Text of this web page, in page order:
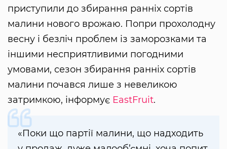
приступили до збирання ранніх сортів
малини нового врожаю. Попри прохолодну
весну і безліч проблем із заморозками та
іншими несприятливими погодними
умовами, сезон збирання ранніх сортів
малини почався лише з невеликою
затримкою, інформує EastFruit.
«Поки що партії малини, що надходить